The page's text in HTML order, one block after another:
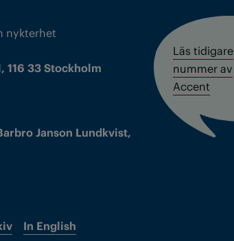
nykterhet
116 33 Stockholm
Janson Lundkvist,
In English
Läs tidigare
nummer av
Accent